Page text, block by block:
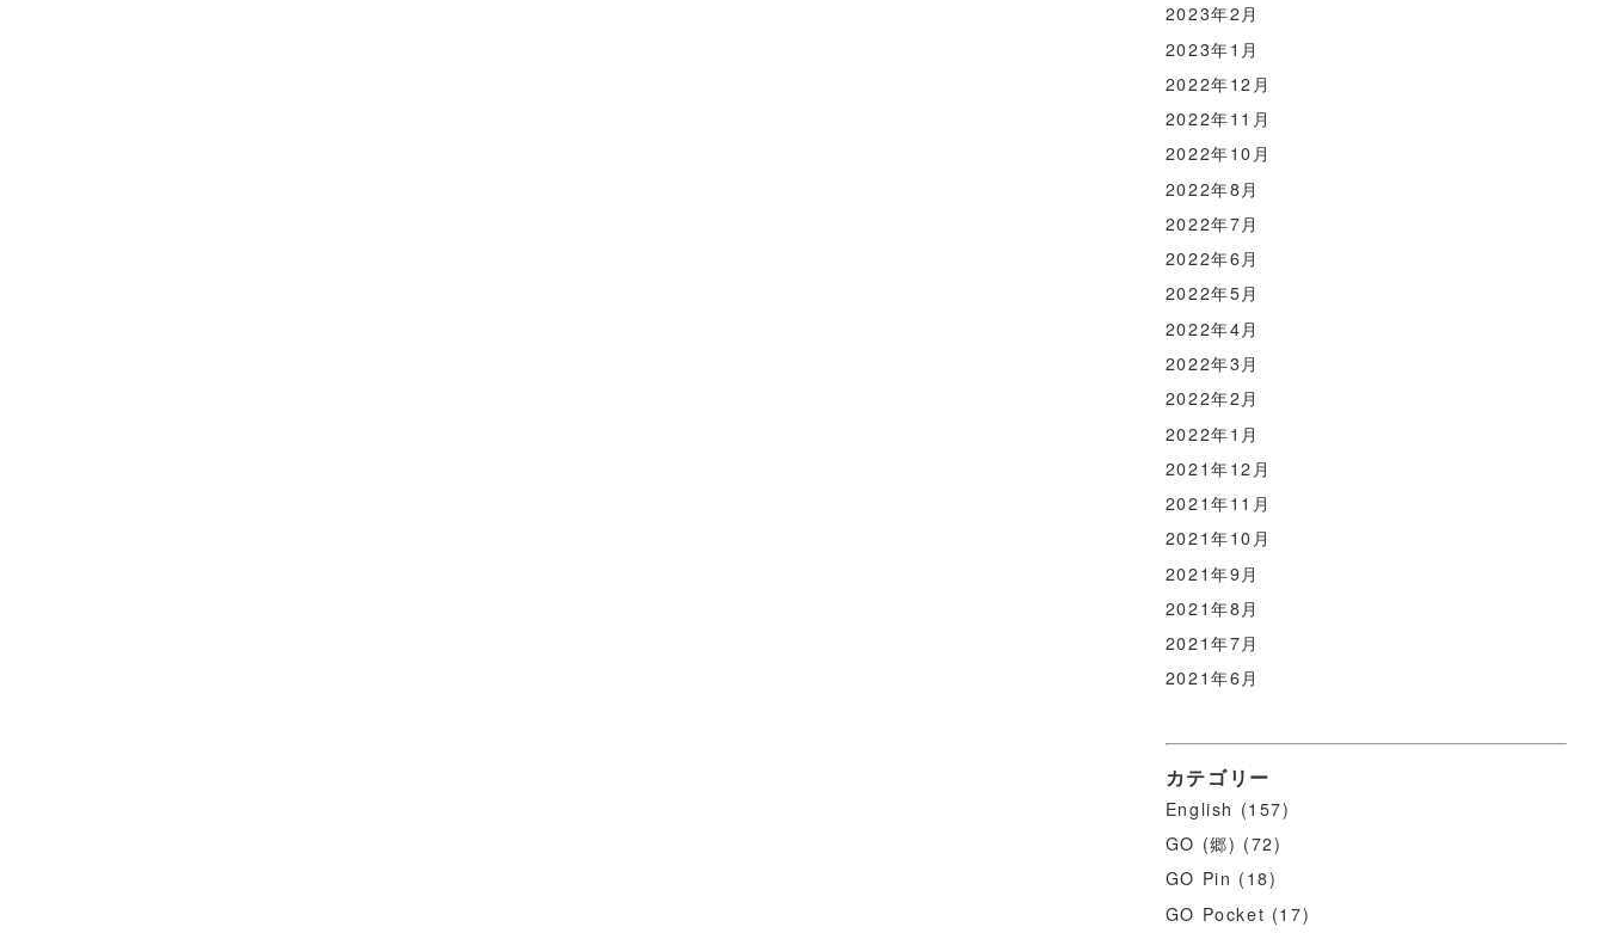
2023年2月
2023年1月
2022年12月
2022年11月
2022年10月
2022年8月
2022年7月
2022年6月
2022年5月
2022年4月
2022年3月
2022年2月
2022年1月
2021年12月
2021年11月
2021年10月
2021年9月
2021年8月
2021年7月
2021年6月
カテゴリー
English (157)
GO (郷) (72)
GO Pin (18)
GO Pocket (17)